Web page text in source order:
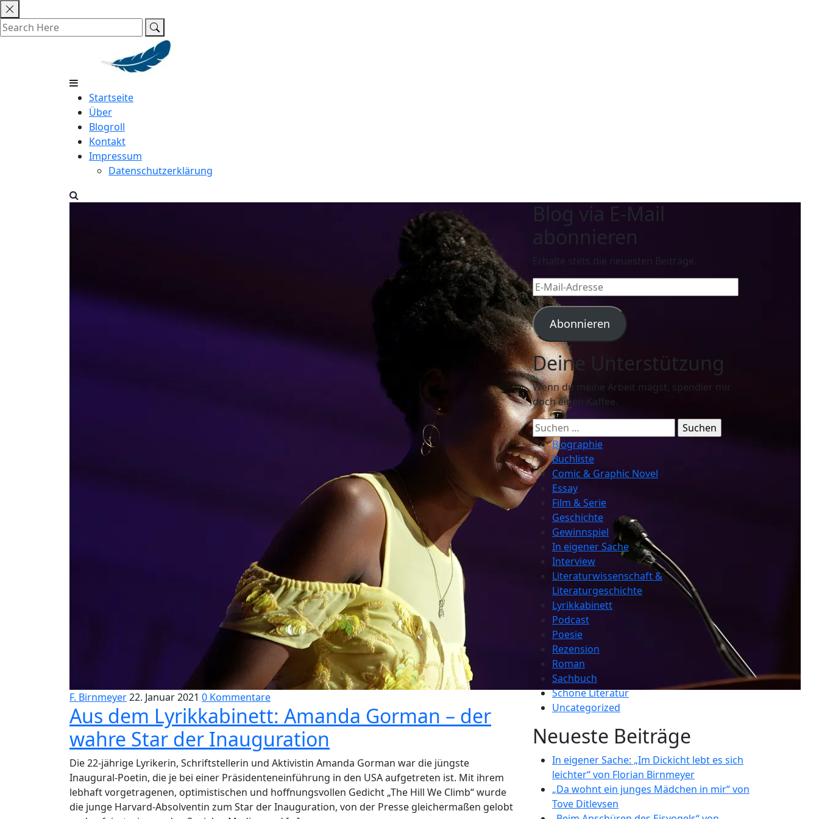
Skip
to
content
Startseite
Über
Blogroll
Kontakt
Impressum
Datenschutzerklärung
F. Birnmeyer22. Januar 2021 0 Kommentare
Aus dem Lyrikkabinett: Amanda Gorman – der
wahre Star der Inauguration
Die 22-jährige Lyrikerin, Schriftstellerin und Aktivistin Amanda Gorman war die jüngste
Inaugural-Poetin, die je bei einer Präsidenteneinführung in den USA aufgetreten ist. Mit ihrem
lebhaft vorgetragenen, optimistischen und hoffnungsvollen Gedicht „The Hill We Climb“ wurde
die junge Harvard-Absolventin zum Star der Inauguration, von der Presse gleichermaßen gelobt
Blog via E-Mail
abonnieren
Erhalte stets die neuesten Beiträge.
E-
Mail-
Adresse
Abonnieren
Deine Unterstützung
Wenn du meine Arbeit magst, spendier mir
doch einen Kaffee.
Suchen
nach:Biographie
Buchliste
Comic & Graphic Novel
Essay
Film & Serie
Geschichte
Gewinnspiel
In eigener Sache
Interview
Literaturwissenschaft &
Literaturgeschichte
Lyrikkabinett
Podcast
Poesie
Rezension
Roman
Sachbuch
Schöne Literatur
Uncategorized
Neueste Beiträge
In eigener Sache: „Im Dickicht lebt es sich
leichter“ von Florian Birnmeyer
„Da wohnt ein junges Mädchen in mir“ von
Tove Ditlevsen